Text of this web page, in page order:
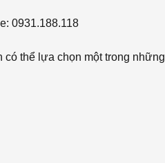
0931.188.118
thể lựa chọn một trong những